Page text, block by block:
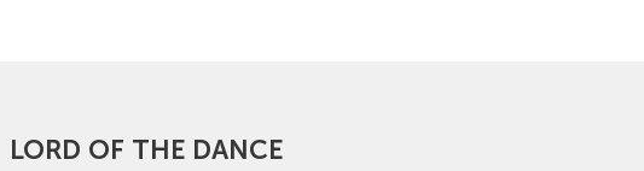
LORD OF THE DANCE